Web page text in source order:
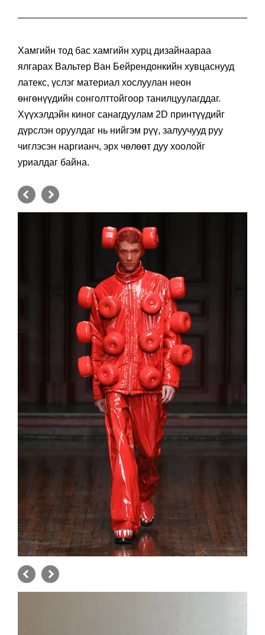
Хамгийн тод бас хамгийн хурц дизайнаараа
ялгарах Вальтер Ван Бейрендонкийн хувцаснууд
латекс, үслэг материал хослуулан неон
өнгөнүүдийн сонголттойгоор танилцуулагддаг.
Хүүхэлдэйн киног санагдуулам 2D принтүүдийг
дүрслэн оруулдаг нь нийгэм рүү, залуучууд руу
чиглэсэн наргианч, эрх чөлөөт дуу хоолойг
уриалдаг байна.